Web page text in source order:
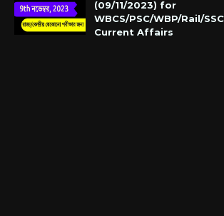
(09/11/2023) for
WBCS/PSC/WBP/Rail/
Current Affairs